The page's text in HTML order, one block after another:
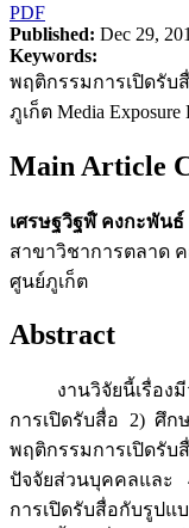
PDF
Published: Dec 29,
Keywords:
พฤติกรรมการเปิดรับ
ภูเก็ต Media Exposure
Main Article
เศรษฐวิฐฬ์ คงกะพันธ์
สาขาวิชาการตลาด
ศูนย์ภูเก็ต
Abstract
งานวิจัยนี้เรื่องมีวั
การเปิดรับสื่อ 2) ศึก
พฤติกรรมการเปิดรับ
ปัจจัยส่วนบุคคลและ
การเปิดรับสื่อกับรูปแ